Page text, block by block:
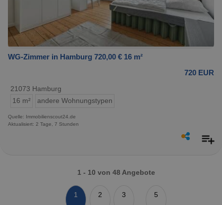
WG-Zimmer in Hamburg 720,00 € 16 m²
720 EUR
21073 Hamburg
16 m²
andere Wohnungstypen
Quelle: Immobilienscout24.de
Aktualisiert: 2 Tage, 7 Stunden
1 - 10 von 48 Angebote
1 2
3
5